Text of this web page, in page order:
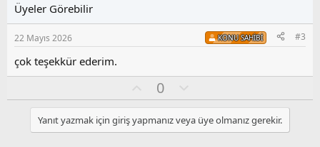
e
r
:
s
u
o
l
a
Üyeler Görebilir
22 Mayıs 2026 KONU SAHIBI #3
çok teşekkür ederim.
y
l
a
0
l
u
m
Yanıt yazmak için giriş yapmanız veya üye olmanız gerekir.